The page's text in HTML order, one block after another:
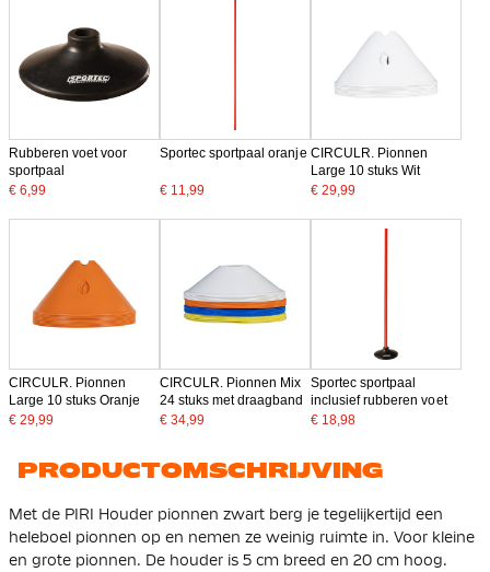
Rubberen voet voor
sportpaal
€ 6,99
Sportec sportpaal oranje
€ 11,99
CIRCULR. Pionnen
Large 10 stuks Wit
€ 29,99
CIRCULR. Pionnen
Large 10 stuks Oranje
€ 29,99
CIRCULR. Pionnen Mix
24 stuks met draagband
€ 34,99
Sportec sportpaal
inclusief rubberen voet
€ 18,98
PRODUCTOMSCHRIJVING
Met de PIRI Houder pionnen zwart berg je tegelijkertijd een
heleboel pionnen op en nemen ze weinig ruimte in. Voor kleine
en grote pionnen. De houder is 5 cm breed en 20 cm hoog.